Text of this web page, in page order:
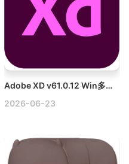
Adobe XD v61.0.12 Win多语言破解版
2026-06-23